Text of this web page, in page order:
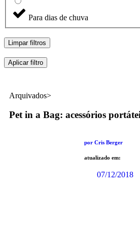
Para dias de chuva
Limpar filtros
Aplicar filtro
Arquivados>
Pet in a Bag: acessórios
por Cris Berger
atualizado em:
07/12/2018